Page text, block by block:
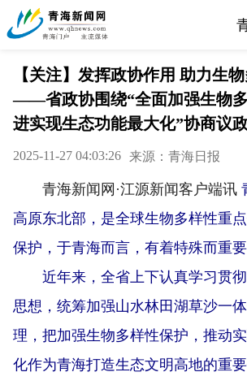
【关注】发挥政协作用 助力生
——省政协围绕“全面加强生物
进实现生态功能最大化”协商议
2025-11-27 04:03:26 来源：青海日报
青海新闻网·江源新闻客户端讯
高原东北部，是全球生物多样性重
保护，于青海而言，有着特殊而重要
近年来，全省上下认真学习贯彻
思想，统筹加强山水林田湖草沙一
理，把加强生物多样性保护，推动
化作为青海打造生态文明高地的重